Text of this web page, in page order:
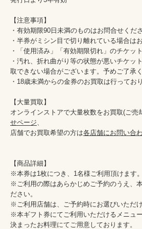
【注意事項】
・有効期限90日未満のものはお問合せくださ
・半券がミシン目で切り離れている場合は
・「使用済み」「有効期限切れ」のチケッ
・汚れ、折れ曲がり等の状態が悪いチケッ
取できない場合がございます。予めご了承く
・18歳未満からの金券のお買取は行ってお
【大量買取】
オンラインストアで大量枚数をお買取(ご売
せページ、
店舗でお買取希望の方は各店舗にお問い合
【商品詳細】
※本券は1枚につき、1名様ご利用頂けます。
※ご利用の際はあらかじめご予約のうえ、
ださい。
※ご利用店舗は、ご予約時にお選びいただけ
※本ギフト券にてご利用いただけるメニュ
決まったお料理にてご用意しております。